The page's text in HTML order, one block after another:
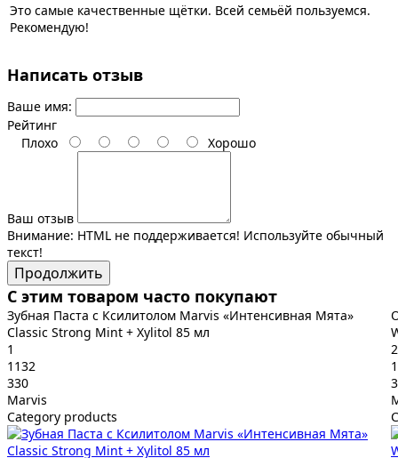
Это самые качественные щётки. Всей семьёй пользуемся.
Рекомендую!
Написать отзыв
Ваше имя:
Рейтинг
Плохо
Хорошо
Ваш отзыв
Внимание: HTML не поддерживается! Используйте обычный
текст!
Продолжить
С этим товаром часто покупают
Зубная Паста с Ксилитолом Marvis «Интенсивная Мята»
Classic Strong Mint + Xylitol 85 мл
1
1132
330
Marvis
Category products
2